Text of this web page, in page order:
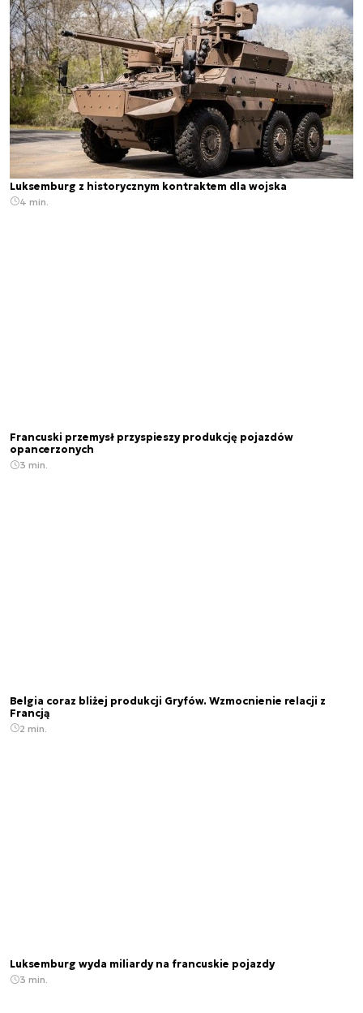
Luksemburg z historycznym kontraktem dla wojska
4 min.
Francuski przemysł przyspieszy produkcję pojazdów
opancerzonych
3 min.
Belgia coraz bliżej produkcji Gryfów. Wzmocnienie relacji z
Francją
2 min.
Luksemburg wyda miliardy na francuskie pojazdy
3 min.